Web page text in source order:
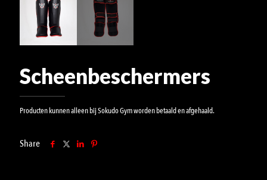
Scheenbeschermers
Producten kunnen alleen bij Sokudo Gym worden betaald en afgehaald.
Share